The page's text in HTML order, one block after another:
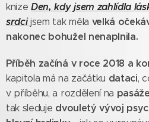
knizeDen, kdy jsem zahlídla
srdci jsem tak měla velká
nakonecbohužel nenaplnila.
Příběh začíná v roce 2018 a
kapitola má na začátku dataci,
v příběhu, a rozdělení na
tak sleduje dvouletý vývoj